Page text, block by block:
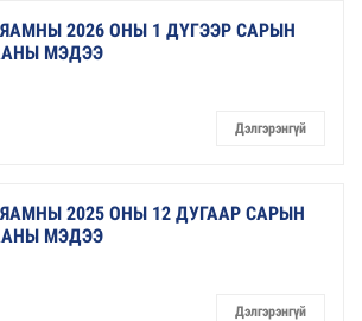
2026 ОНЫ 1 ДҮГЭЭР САРЫН
МЭДЭЭ
Дэлгэрэнгүй
2025 ОНЫ 12 ДУГААР САРЫН
МЭДЭЭ
Дэлгэрэнгүй